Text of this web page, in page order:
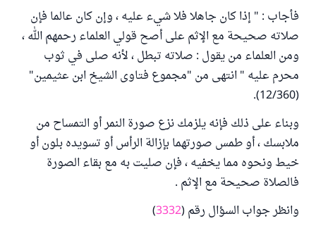
فأجاب : " إذا كان جاهلا فلا شيء عليه ، وإن كان عالما فإن
صلاته صحيحة مع الإثم على أصح قولي العلماء رحمهم الله ،
ومن العلماء من يقول : صلاته تبطل ، لأنه صلى في ثوب
محرم عليه " انتهى من "مجموع فتاوى الشيخ ابن عثيمين"
(12/360).
وبناء على ذلك فإنه يلزمك نزع صورة النمر أو التمساح من
ملابسك ، أو طمس صورتهما بإزالة الرأس أو تسويده بلون أو
خيط ونحوه مما يخفيه ، فإن صليت به مع بقاء الصورة
فالصلاة صحيحة مع الإثم .
وانظر جواب السؤال رقم (3332
)